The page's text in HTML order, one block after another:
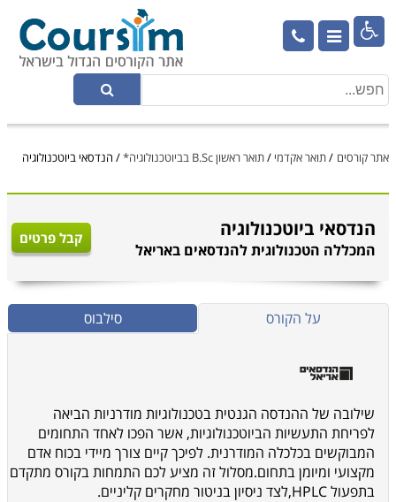

אתר קורסים /תואר אקדמי /תואר ראשון B.Sc בביוטכנולוגיה* / הנדסאי ביוטכנולוגיה
הנדסאי ביוטכנולוגיה
המכללה הטכנולוגית להנדסאים באריאל
קבל פרטים
על הקורס סילבוס
שילובה של ההנדסה הגנטית בטכנולוגיות מודרניות הביאה
לפריחת התעשיות הביוטכנולוגיות, אשר הפכו לאחד התחומים
המבוקשים בכלכלה המודרנית. לפיכך קיים צורך מיידי בכוח אדם
מקצועי ומיומן בתחום.מסלול זה מציע לכם התמחות בקורס מתקדם
בתפעולHPLC
,לצד ניסיון בניטור מחקרים קליניים.